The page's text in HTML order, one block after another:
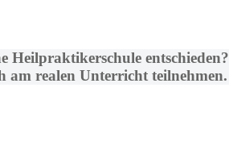
Heilpraktikerschule entschieden?
realen Unterricht teilnehmen.